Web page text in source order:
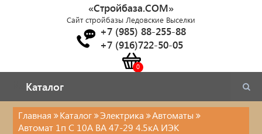
«Стройбаза.COM»
Сайт стройбазы Ледовские Выселки
+7 (985) 88-255-88
+7 (916)722-50-05
Каталог
Каталог
Электрика
Главная Каталог Электрика
Автоматы
Автомат 1п C 10А ВА 47-29 4.5кА ИЭК